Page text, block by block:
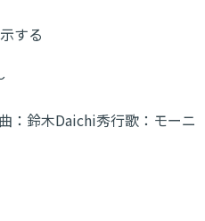
する
： 鈴木Daichi秀行歌： モーニ